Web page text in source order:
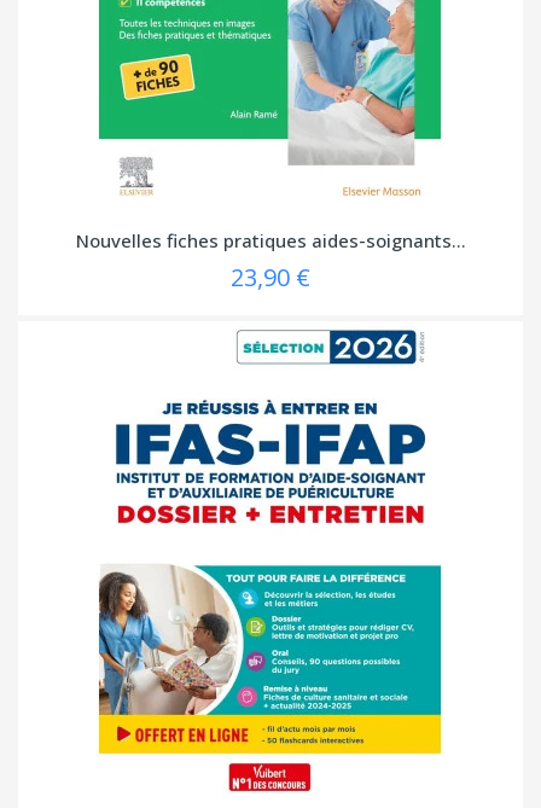
Nouvelles fiches pratiques aides-soignants...
23,90 €